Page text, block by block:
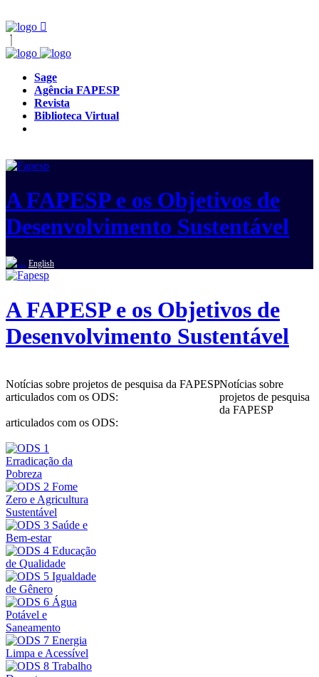
Sage
Agência FAPESP
Revista
Biblioteca Virtual
A FAPESP e os Objetivos de
Desenvolvimento Sustentável
English
A FAPESP e os Objetivos de
Desenvolvimento Sustentável
Notícias sobre projetos de pesquisa da FAPESP
articulados com os ODS:
Notícias sobre
projetos de pesquisa
da FAPESP
articulados com os ODS: